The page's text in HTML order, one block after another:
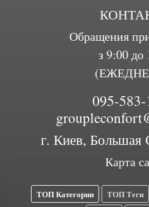
Обращения
з 9:00 до
095-
г. Киев,
Карта
ТОП Категории ТОП Теги